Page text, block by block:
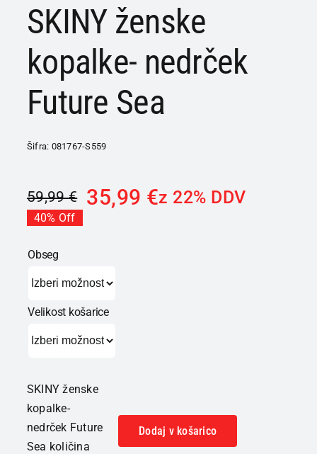
SKINY ženske
kopalke- nedrček
Future Sea
Šifra: 081767-S559
59,99€ 35,99 €z 22% DDV
40% Off
Obseg
Velikost košarice
SKINY ženske
kopalke-
nedrček Future
Sea količina
Dodaj v košarico